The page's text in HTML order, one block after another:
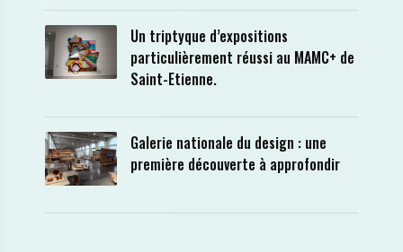
Un triptyque d’expositions
particulièrement réussi au MAMC+ de
Saint-Etienne.
Galerie nationale du design : une
première découverte à approfondir